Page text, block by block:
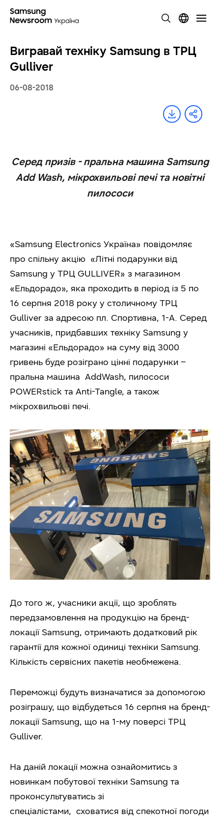
Вигравай техніку Samsung в ТРЦ
Gulliver
06-08-2018
Серед призів - пральна машина Samsung
Add Wash, мікрохвильові печі та новітні
пилососи
«Samsung Electronics Україна» повідомляє
про спільну акцію «Літні подарунки від
Samsung у ТРЦ GULLIVER» з магазином
«Ельдорадо», яка проходить в період із 5 по
16 серпня 2018 року у столичному ТРЦ
Gulliver за адресою пл. Спортивна, 1-А. Серед
учасників, придбавших техніку Samsung у
магазині «Ельдорадо» на суму від 3000
гривень буде розіграно цінні подарунки –
пральна машина AddWash, пилососи
POWERstick та Anti-Tangle, а також
мікрохвильові печі.
До того ж, учасники акції, що зроблять
передзамовлення на продукцію на бренд-
локації Samsung, отримають додатковий рік
гарантії для кожної одиниці техніки Samsung.
Кількість сервісних пакетів необмежена.
Переможці будуть визначатися за допомогою
розіграшу, що відбудеться 16 серпня на бренд-
локації Samsung, що на 1-му поверсі ТРЦ
Gulliver.
На даній локації можна ознайомитись з
новинкам побутової техніки Samsung та
проконсультуватись зі
спеціалістами, сховатися від спекотної погоди